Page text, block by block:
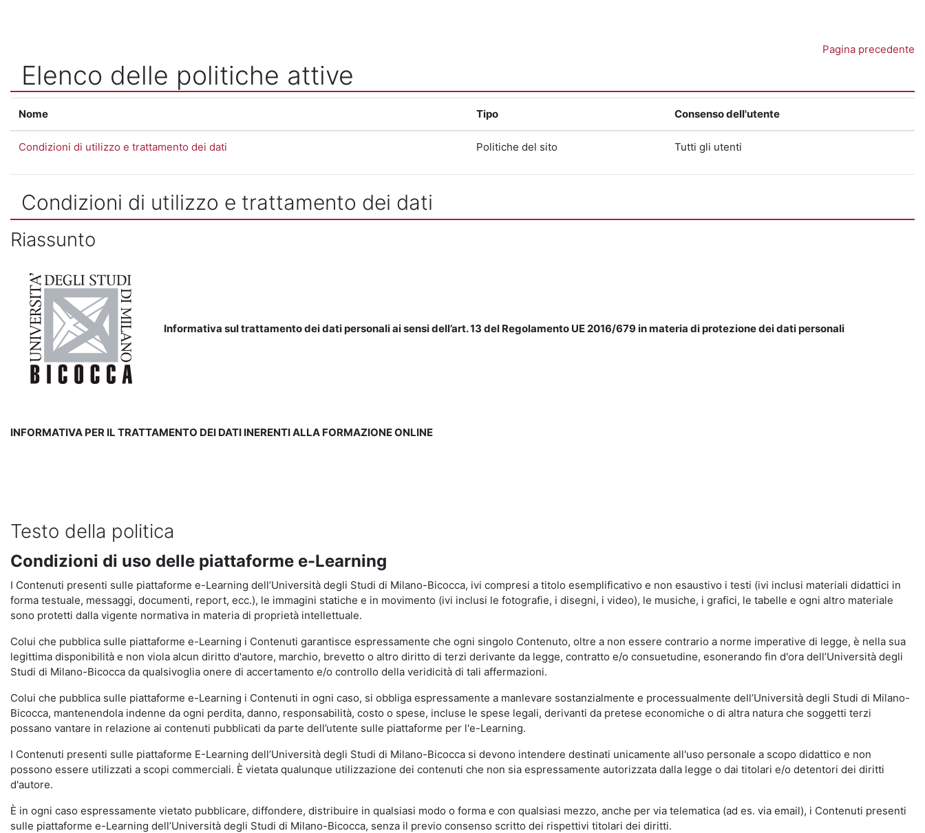
Pagina precedente
Elenco delle politiche attive
Nome Tipo Consenso dell'utente
Condizioni di utilizzo e trattamento dei dati Politiche del sito Tutti gli utenti
Condizioni di utilizzo e trattamento dei dati
Riassunto
Informativa sul trattamento dei dati personali ai sensi dell’art. 13 del Regolamento UE 2016/679 in materia di protezione dei dati personali
INFORMATIVA PER IL TRATTAMENTO DEI DATI INERENTI ALLA FORMAZIONE ONLINE
Testo della politica
Condizioni di uso delle piattaforme e-Learning
I Contenuti presenti sulle piattaforme e-Learning dell’Università degli Studi di Milano-Bicocca, ivi compresi a titolo esemplificativo e non esaustivo i testi (ivi inclusi materiali didattici in
forma testuale, messaggi, documenti, report, ecc.), le immagini statiche e in movimento (ivi inclusi le fotografie, i disegni, i video), le musiche, i grafici, le tabelle e ogni altro materiale
sono protetti dalla vigente normativa in materia di proprietà intellettuale.
Colui che pubblica sulle piattaforme e-Learning i Contenuti garantisce espressamente che ogni singolo Contenuto, oltre a non essere contrario a norme imperative di legge, è nella sua
legittima disponibilità e non viola alcun diritto d'autore, marchio, brevetto o altro diritto di terzi derivante da legge, contratto e/o consuetudine, esonerando fin d'ora dell’Università degli
Studi di Milano-Bicocca da qualsivoglia onere di accertamento e/o controllo della veridicità di tali affermazioni.
Colui che pubblica sulle piattaforme e-Learning i Contenuti in ogni caso, si obbliga espressamente a manlevare sostanzialmente e processualmente dell’Università degli Studi di Milano-
Bicocca, mantenendola indenne da ogni perdita, danno, responsabilità, costo o spese, incluse le spese legali, derivanti da pretese economiche o di altra natura che soggetti terzi
possano vantare in relazione ai contenuti pubblicati da parte dell’utente sulle piattaforme per l'e-Learning.
I Contenuti presenti sulle piattaforme E-Learning dell’Università degli Studi di Milano-Bicocca si devono intendere destinati unicamente all'uso personale a scopo didattico e non
possono essere utilizzati a scopi commerciali. È vietata qualunque utilizzazione dei contenuti che non sia espressamente autorizzata dalla legge o dai titolari e/o detentori dei diritti
d'autore.
È in ogni caso espressamente vietato pubblicare, diffondere, distribuire in qualsiasi modo o forma e con qualsiasi mezzo, anche per via telematica (ad es. via email), i Contenuti presenti
sulle piattaforme e-Learning dell’Università degli Studi di Milano-Bicocca, senza il previo consenso scritto dei rispettivi titolari dei diritti.